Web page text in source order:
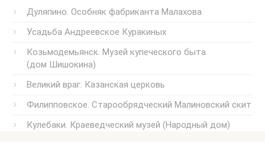
Дуляпино. Особняк фабриканта Малахова
Усадьба Андреевское Куракиных
Козьмодемьянск. Музей купеческого быта
(дом Шишокина)
Великий враг. Казанская церковь
Филипповское. Старообрядческий Малиновский скит
Кулебаки. Краеведческий музей (Народный дом)